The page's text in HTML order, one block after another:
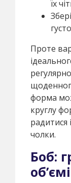
їх
Проте
форма
круглу
чолки.
Боб:
об’ємі